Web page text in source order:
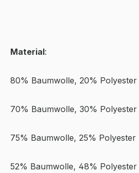
Material:
80% Baumwolle, 20% Polyester
70% Baumwolle, 30%
75% Baumwolle, 25% Polyester
52% Baumwolle, 48% Polyester